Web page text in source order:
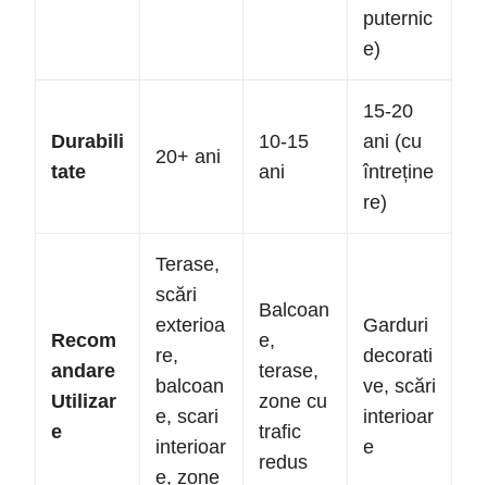
puternic
e)
Durabili
tate
20+ ani
10-15
ani
15-20
ani (cu
întreține
re)
Recom
andare
Utilizar
e
Terase,
scări
exterioa
re,
balcoan
e, scari
interioar
e, zone
Balcoan
e,
terase,
zone cu
trafic
redus
Garduri
decorati
ve, scări
interioar
e